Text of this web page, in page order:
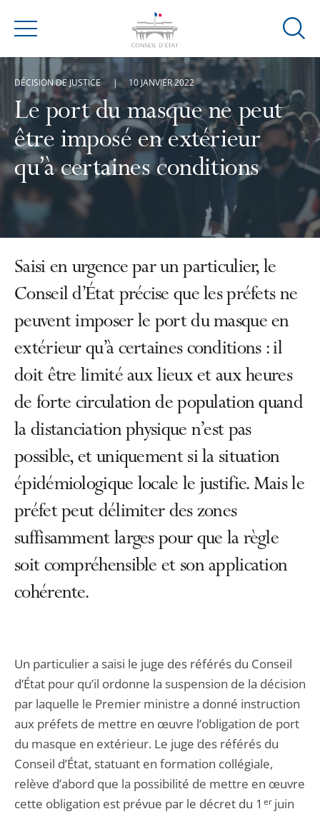
Menu
Ouvrir
de
Le port du masque ne peut
être imposé en extérieur
qu’à certaines conditions
DÉCISION DE JUSTICE 10 JANVIER 2022
Saisi en urgence par un particulier, le
Conseil d’État précise que les préfets ne
peuvent imposer le port du masque en
extérieur qu’à certaines conditions : il
doit être limité aux lieux et aux heures
de forte circulation de population quand
la distanciation physique n’est pas
possible, et uniquement si la situation
épidémiologique locale le justifie. Mais le
préfet peut délimiter des zones
suffisamment larges pour que la règle
soit compréhensible et son application
cohérente.
Un particulier a saisi le juge des référés du Conseil
d’État pour qu’il ordonne la suspension de la décision
par laquelle le Premier ministre a donné instruction
aux préfets de mettre en œuvre l’obligation de port
du masque en extérieur. Le juge des référés du
Conseil d’État, statuant en formation collégiale,
relève d’abord que la possibilité de mettre en œuvre
cette obligation est prévue par le décret du 1 erjuin